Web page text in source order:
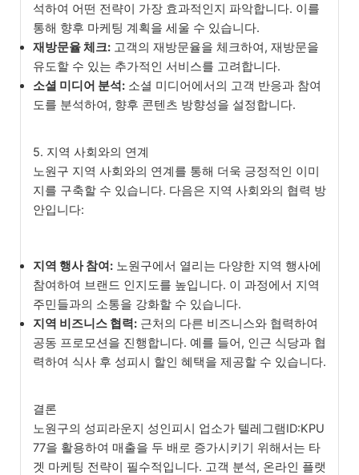
석하여 어떤 전략이 가장 효과적인지 파악합니다. 이를
통해 향후 마케팅 계획을 세울 수 있습니다.
재방문율 체크: 고객의 재방문율을 체크하여, 재방문을
유도할 수 있는 추가적인 서비스를 고려합니다.
소셜 미디어 분석: 소셜 미디어에서의 고객 반응과 참여
도를 분석하여, 향후 콘텐츠 방향성을 설정합니다.
5. 지역 사회와의 연계
노원구 지역 사회와의 연계를 통해 더욱 긍정적인 이미
지를 구축할 수 있습니다. 다음은 지역 사회와의 협력 방
안입니다:
지역 행사 참여: 노원구에서 열리는 다양한 지역 행사에
참여하여 브랜드 인지도를 높입니다. 이 과정에서 지역
주민들과의 소통을 강화할 수 있습니다.
지역 비즈니스 협력: 근처의 다른 비즈니스와 협력하여
공동 프로모션을 진행합니다. 예를 들어, 인근 식당과 협
력하여 식사 후 성피시 할인 혜택을 제공할 수 있습니다.
결론
노원구의 성피라운지 성인피시 업소가 텔레그램ID:KPU
77을 활용하여 매출을 두 배로 증가시키기 위해서는 타
겟 마케팅 전략이 필수적입니다. 고객 분석, 온라인 플랫